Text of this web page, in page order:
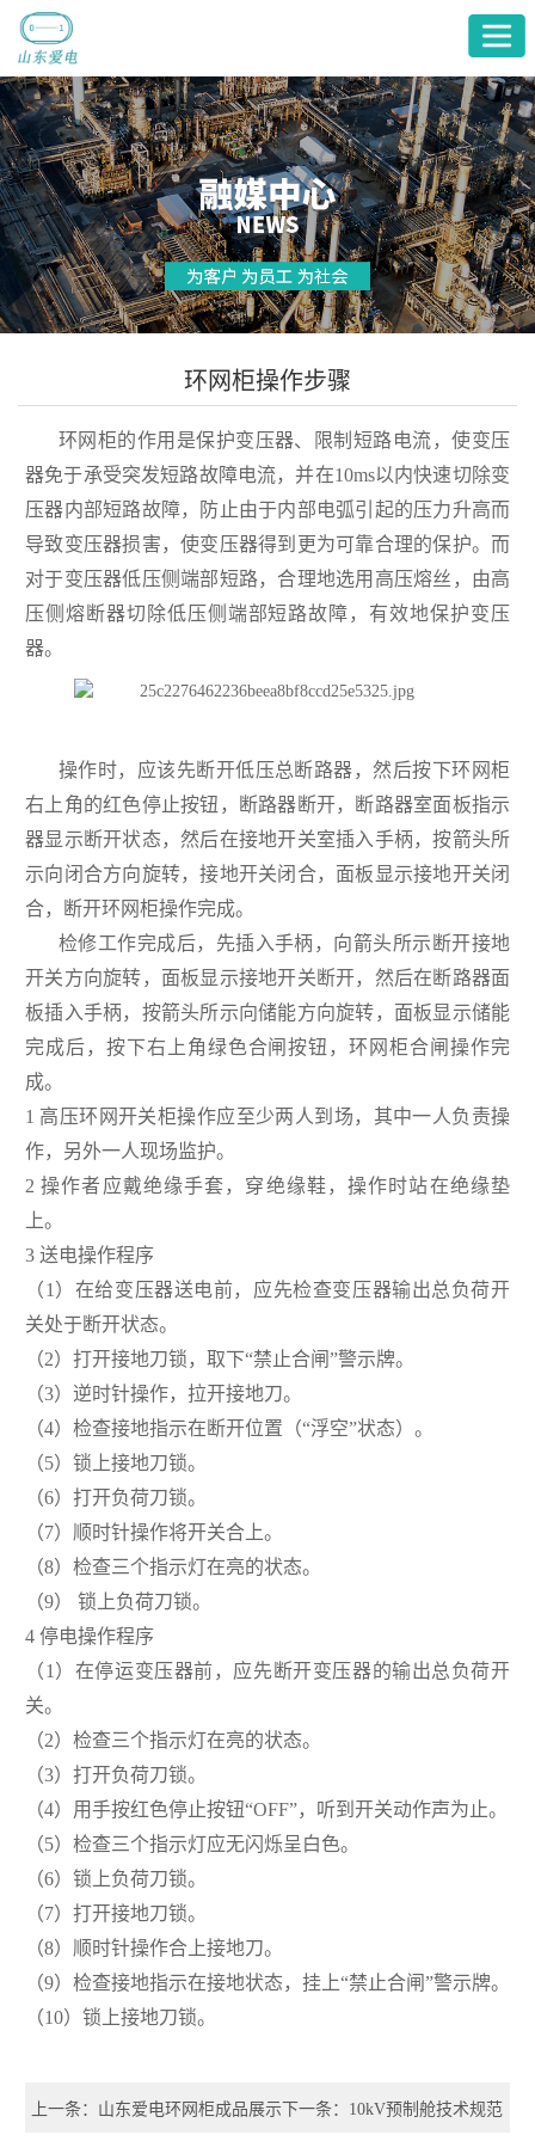
环网柜操作步骤
环网柜的作用是保护变压器、限制短路电流，使变压
器免于承受突发短路故障电流，并在10ms以内快速切除变
压器内部短路故障，防止由于内部电弧引起的压力升高而
导致变压器损害，使变压器得到更为可靠合理的保护。而
对于变压器低压侧端部短路，合理地选用高压熔丝，由高
压侧熔断器切除低压侧端部短路故障，有效地保护变压
器。
操作时，应该先断开低压总断路器，然后按下环网柜
右上角的红色停止按钮，断路器断开，断路器室面板指示
器显示断开状态，然后在接地开关室插入手柄，按箭头所
示向闭合方向旋转，接地开关闭合，面板显示接地开关闭
合，断开环网柜操作完成。
检修工作完成后，先插入手柄，向箭头所示断开接地
开关方向旋转，面板显示接地开关断开，然后在断路器面
板插入手柄，按箭头所示向储能方向旋转，面板显示储能
完成后，按下右上角绿色合闸按钮，环网柜合闸操作完
成。
1 高压环网开关柜操作应至少两人到场，其中一人负责操
作，另外一人现场监护。
2 操作者应戴绝缘手套，穿绝缘鞋，操作时站在绝缘垫
上。
3 送电操作程序
（1）在给变压器送电前，应先检查变压器输出总负荷开
关处于断开状态。
（2）打开接地刀锁，取下“禁止合闸”警示牌。
（3）逆时针操作，拉开接地刀。
（4）检查接地指示在断开位置（“浮空”状态）。
（5）锁上接地刀锁。
（6）打开负荷刀锁。
（7）顺时针操作将开关合上。
（8）检查三个指示灯在亮的状态。
（9） 锁上负荷刀锁。
4 停电操作程序
（1）在停运变压器前，应先断开变压器的输出总负荷开
关。
（2）检查三个指示灯在亮的状态。
（3）打开负荷刀锁。
（4）用手按红色停止按钮“OFF”，听到开关动作声为止。
（5）检查三个指示灯应无闪烁呈白色。
（6）锁上负荷刀锁。
（7）打开接地刀锁。
（8）顺时针操作合上接地刀。
（9）检查接地指示在接地状态，挂上“禁止合闸”警示牌。
（10）锁上接地刀锁。
上一条：山东爱电环网柜成品展示 下一条：10kV预制舱技术规范
页
产
品
展
关
于
电
服
支
媒